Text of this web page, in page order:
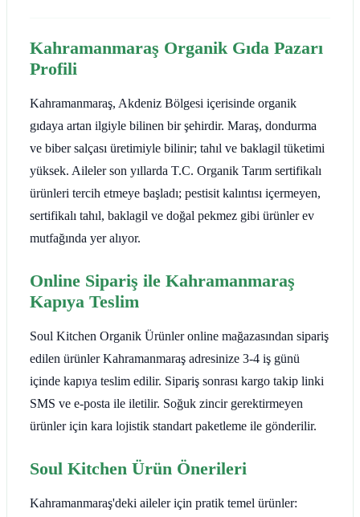
Kahramanmaraş Organik Gıda Pazarı
Profili
Kahramanmaraş, Akdeniz Bölgesi içerisinde organik
gıdaya artan ilgiyle bilinen bir şehirdir. Maraş, dondurma
ve biber salçası üretimiyle bilinir; tahıl ve baklagil tüketimi
yüksek. Aileler son yıllarda T.C. Organik Tarım sertifikalı
ürünleri tercih etmeye başladı; pestisit kalıntısı içermeyen,
sertifikalı tahıl, baklagil ve doğal pekmez gibi ürünler ev
mutfağında yer alıyor.
Online Sipariş ile Kahramanmaraş
Kapıya Teslim
Soul Kitchen Organik Ürünler online mağazasından sipariş
edilen ürünler Kahramanmaraş adresinize 3-4 iş günü
içinde kapıya teslim edilir. Sipariş sonrası kargo takip linki
SMS ve e-posta ile iletilir. Soğuk zincir gerektirmeyen
ürünler için kara lojistik standart paketleme ile gönderilir.
Soul Kitchen Ürün Önerileri
Kahramanmaraş'deki aileler için pratik temel ürünler: